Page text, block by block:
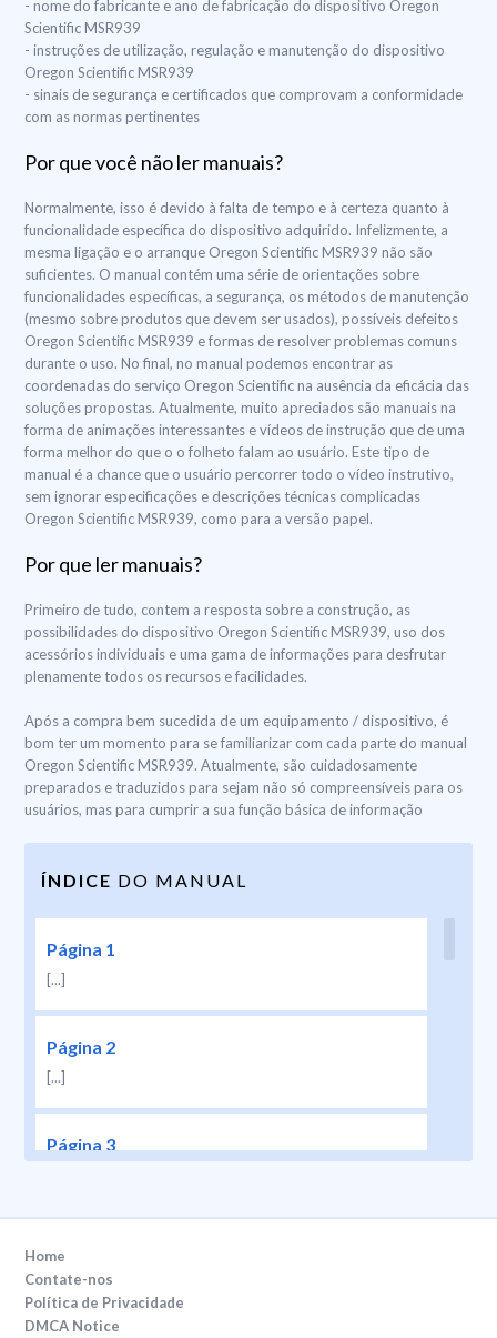
- nome do fabricante e ano de fabricação do dispositivo Oregon
Scientific MSR939
- instruções de utilização, regulação e manutenção do dispositivo
Oregon Scientific MSR939
- sinais de segurança e certificados que comprovam a conformidade
com as normas pertinentes
Por que você não ler manuais?
Normalmente, isso é devido à falta de tempo e à certeza quanto à
funcionalidade específica do dispositivo adquirido. Infelizmente, a
mesma ligação e o arranque Oregon Scientific MSR939 não são
suficientes. O manual contém uma série de orientações sobre
funcionalidades específicas, a segurança, os métodos de manutenção
(mesmo sobre produtos que devem ser usados), possíveis defeitos
Oregon Scientific MSR939 e formas de resolver problemas comuns
durante o uso. No final, no manual podemos encontrar as
coordenadas do serviço Oregon Scientific na ausência da eficácia das
soluções propostas. Atualmente, muito apreciados são manuais na
forma de animações interessantes e vídeos de instrução que de uma
forma melhor do que o o folheto falam ao usuário. Este tipo de
manual é a chance que o usuário percorrer todo o vídeo instrutivo,
sem ignorar especificações e descrições técnicas complicadas
Oregon Scientific MSR939, como para a versão papel.
Por que ler manuais?
Primeiro de tudo, contem a resposta sobre a construção, as
possibilidades do dispositivo Oregon Scientific MSR939, uso dos
acessórios individuais e uma gama de informações para desfrutar
plenamente todos os recursos e facilidades.
Após a compra bem sucedida de um equipamento / dispositivo, é
bom ter um momento para se familiarizar com cada parte do manual
Oregon Scientific MSR939. Atualmente, são cuidadosamente
preparados e traduzidos para sejam não só compreensíveis para os
usuários, mas para cumprir a sua função básica de informação
ÍNDICE DO MANUAL
Página 1
[...]
Página 2
[...]
Página 3
[...]
Home
Contate-nos
Política de Privacidade
DMCA Notice